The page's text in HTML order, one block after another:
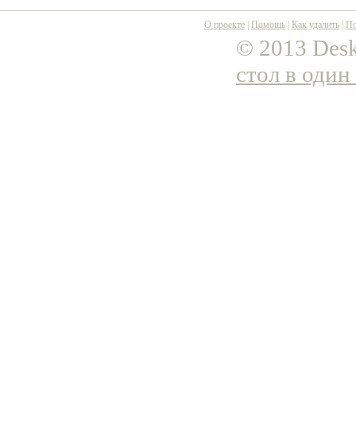
О проекте Помощь Как удалить
© 2013
стол в